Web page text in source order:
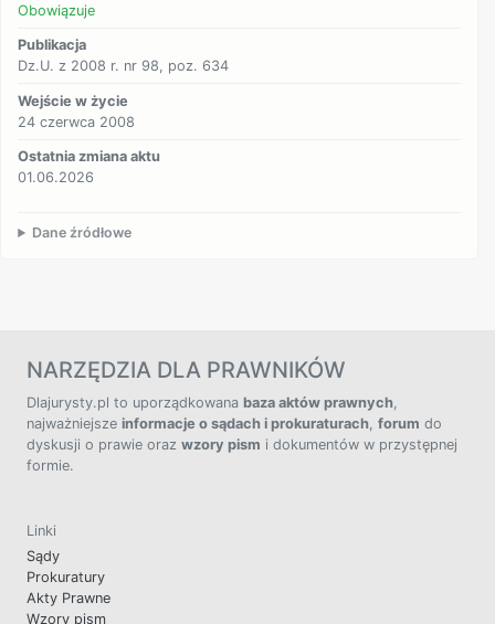
Obowiązuje
Publikacja
Dz.U. z 2008 r. nr 98, poz. 634
Wejście w życie
24 czerwca 2008
Ostatnia zmiana aktu
01.06.2026
Dane źródłowe
NARZĘDZIA DLA PRAWNIKÓW
Dlajurysty.pl to uporządkowana baza aktów prawnych,
najważniejsze informacje o sądach i prokuraturach, forum do
dyskusji o prawie oraz wzory pism i dokumentów w przystępnej
formie.
Linki
Sądy
Prokuratury
Akty Prawne
Wzory pism